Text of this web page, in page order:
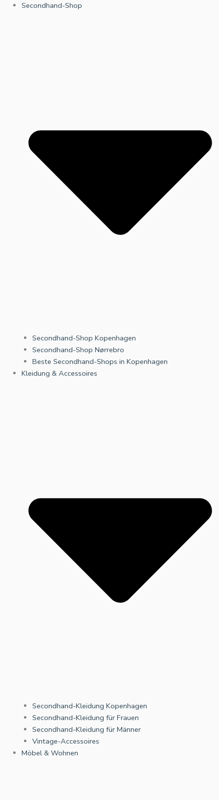
Secondhand-Shop
Secondhand-Shop Kopenhagen
Secondhand-Shop Nørrebro
Beste Secondhand-Shops in Kopenhagen
Kleidung & Accessoires
Secondhand-Kleidung Kopenhagen
Secondhand-Kleidung für Frauen
Secondhand-Kleidung für Männer
Vintage-Accessoires
Möbel & Wohnen